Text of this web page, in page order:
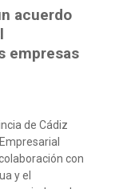
acuerdo
empresas
de Cádiz
con
y el